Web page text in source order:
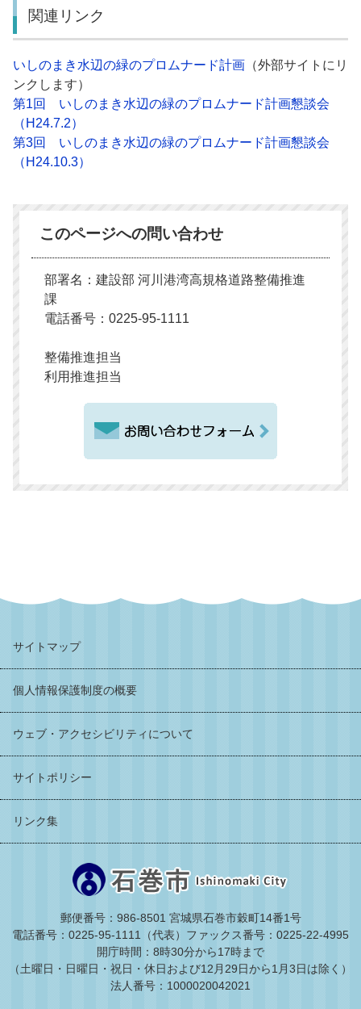
関連リンク
いしのまき水辺の緑のプロムナード計画 （外部サイトにリ
ンクします）
第1回 いしのまき水辺の緑のプロムナード計画懇談会
（H24.7.2）
第3回 いしのまき水辺の緑のプロムナード計画懇談会
（H24.10.3）
このページへの問い合わせ
部署名：建設部 河川港湾高規格道路整備推進
課
電話番号：0225-95-1111
整備推進担当
利用推進担当
サイトマップ
個人情報保護制度の概要
ウェブ・アクセシビリティについて
サイトポリシー
リンク集
郵便番号：986-8501 宮城県石巻市穀町14番1号
電話番号：0225-95-1111（代表） ファックス番号：0225-22-4995
開庁時間：8時30分から17時まで
（土曜日・日曜日・祝日・休日および12月29日から1月3日は除く）
法人番号：1000020042021